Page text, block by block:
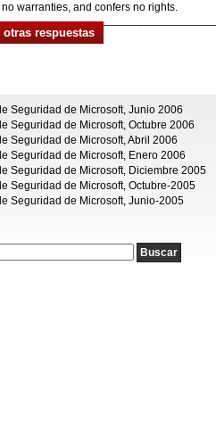
warranties, and confers no rights.
respuestas
Seguridad de Microsoft, Junio 2006
Seguridad de Microsoft, Octubre 2006
Seguridad de Microsoft, Abril 2006
Seguridad de Microsoft, Enero 2006
Seguridad de Microsoft, Diciembre 2005
Seguridad de Microsoft, Octubre-2005
Seguridad de Microsoft, Junio-2005